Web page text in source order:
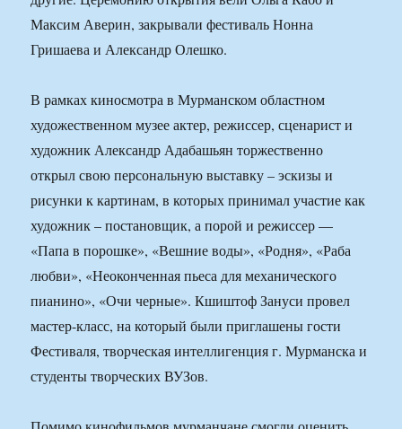
Максим Аверин, закрывали фестиваль Нонна
Гришаева и Александр Олешко.
В рамках киносмотра в Мурманском областном
художественном музее актер, режиссер, сценарист и
художник Александр Адабашьян торжественно
открыл свою персональную выставку – эскизы и
рисунки к картинам, в которых принимал участие как
художник – постановщик, а порой и режиссер —
«Папа в порошке», «Вешние воды», «Родня», «Раба
любви», «Неоконченная пьеса для механического
пианино», «Очи черные». Кшиштоф Зануси провел
мастер-класс, на который были приглашены гости
Фестиваля, творческая интеллигенция г. Мурманска и
студенты творческих ВУЗов.